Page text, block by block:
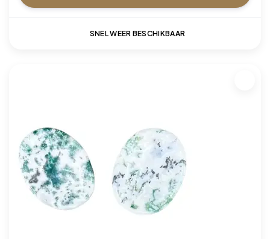
SNEL WEER BESCHIKBAAR